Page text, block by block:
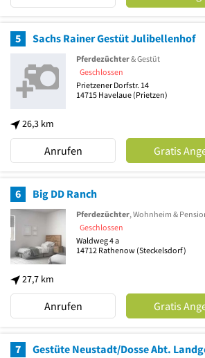
5 Sachs Rainer Gestüt Julibellenhof
26,3 km
Pferdezüchter& Gestüt
Geschlossen
Prietzener Dorfstr. 14
14715 Havelaue (Prietzen)
Anrufen Gratis
6 Big DD Ranch
27,7 km
Pferdezüchter, Wohnheim &
Geschlossen
Waldweg 4 a
14712 Rathenow (Steckelsdorf)
Anrufen Gratis
7 Gestüte Neustadt/Dosse Abt.